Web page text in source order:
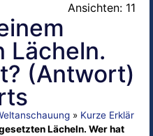
Ansichten: 11
Lächeln.
(Antwort)
» Kurze Erklär
Lächeln. Wer hat